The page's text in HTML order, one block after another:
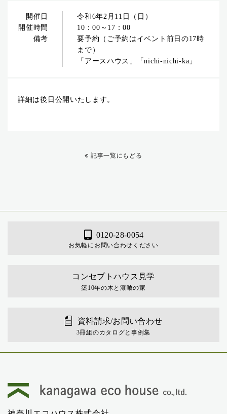
開催日
令和6年2月11日（日）
開催時間
10：00～17：00
備考
要予約（ご予約はイベント前日の17時
まで）
「アースハウス」「nichi-nichi-ka」
詳細は後日公開いたします。
記事一覧にもどる
0120-28-0054
お気軽にお問い合わせください
コンセプトハウス見学
築10年の木と漆喰の家
資料請求/お問い合わせ
3冊組のカタログと事例集